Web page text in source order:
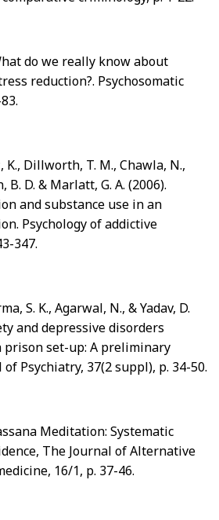
do we really know about
reduction?. Psychosomatic
Dillworth, T. M., Chawla, N.,
B. D. & Marlatt, G. A. (2006).
and substance use in an
Psychology of addictive
347.
S. K., Agarwal, N., & Yadav, D.
and depressive disorders
set-up: A preliminary
Psychiatry, 37(2 suppl), p. 34-50.
Meditation: Systematic
The Journal of Alternative
16/1, p. 37-46.